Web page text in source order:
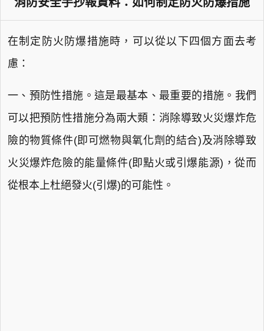
在制定防火防爆措施時，可以從以下四個方面去考
慮：
一、預防性措施。這是最基本、最重要的措施。我們
可以把預防性措施分為兩大類：消除導致火災爆炸危
險的物質條件(即可燃物與氧化劑的結合)及消除導致
火災爆炸危險的能量條件(即點火或引爆能源)，從而
從根本上杜絕發火(引爆)的可能性。